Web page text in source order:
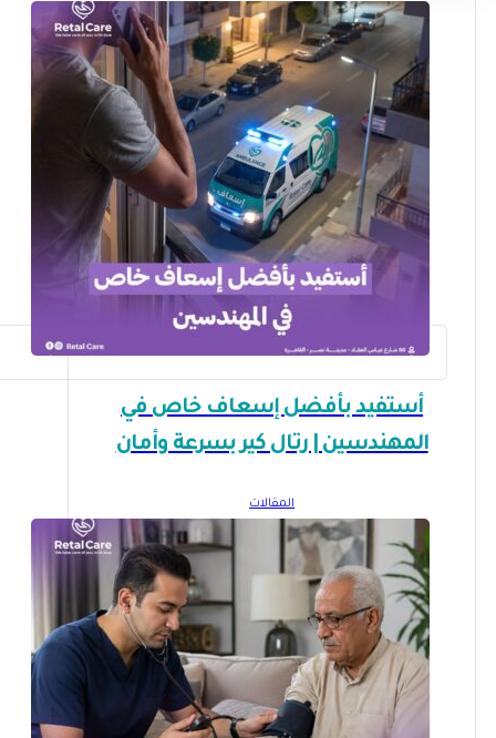
أستفيد بأفضل إسعاف خاص في
المهندسين | رتال كير بسرعة وأمان
المقالات